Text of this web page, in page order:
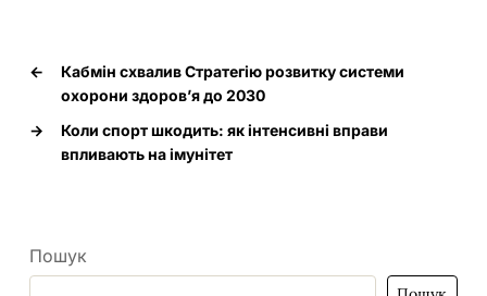
←
Кабмін схвалив Стратегію розвитку системи
охорони здоров’я до 2030
→
Коли спорт шкодить: як інтенсивні вправи
впливають на імунітет
Пошук